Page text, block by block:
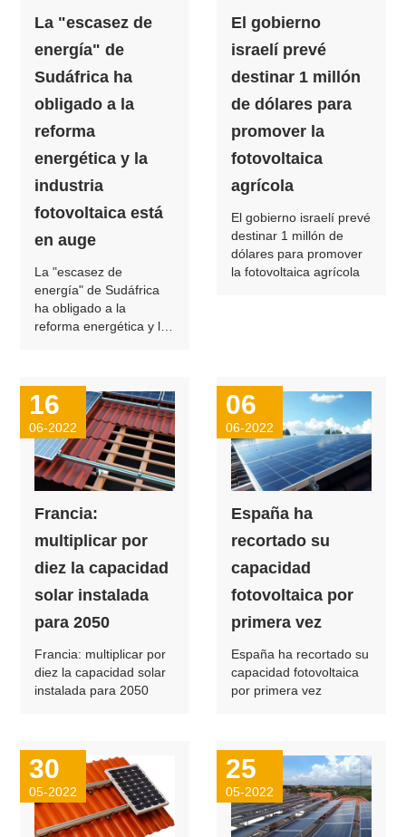
La "escasez de
energía" de
Sudáfrica ha
obligado a la
reforma
energética y la
industria
fotovoltaica está
en auge
La "escasez de
energía" de Sudáfrica
ha obligado a la
reforma energética y la
El gobierno
israelí prevé
destinar 1 millón
de dólares para
promover la
fotovoltaica
agrícola
El gobierno israelí prevé
destinar 1 millón de
dólares para promover
la fotovoltaica agrícola
Francia:
multiplicar por
diez la capacidad
solar instalada
para 2050
Francia: multiplicar por
diez la capacidad solar
instalada para 2050
16
06-2022
España ha
recortado su
capacidad
fotovoltaica por
primera vez
España ha recortado su
capacidad fotovoltaica
por primera vez
06
06-2022
30
05-2022
25
05-2022